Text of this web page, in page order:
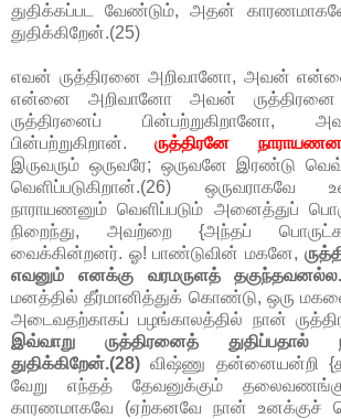
துதிக்கப்பட வேண்டும், அதன்
துதிக்கிறேன்.(25)
எவன் ருத்திரனை அறிவானோ, அவன்
என்னை அறிவானோ அவன்
ருத்திரனைப்
பின்பற்றுகிறான்.ருத்திரனே
இருவரும் ஒருவரே; ஒருவனே இரண்டு
வெளிப்படுகிறான்.(26) ஒருவராகவே
நாராயணனும் வெளிப்படும் அனைத்துப்
நிறைந்து, அவற்றை {அந்தப்
வைக்கின்றனர். ஓ! பாண்டுவின் மகனே,
எவனும் எனக்கு வரமருளத்
மனத்தில் தீர்மானித்துக் கொண்டு, ஒரு
அடைவதற்காகப் பழங்காலத்தில் நான்
இவ்வாறு ருத்திரனைத்
துதிக்கிறேன்.(28) விஷ்ணு தன்னையன்றி
வேறு எந்தத் தேவனுக்கும்
காரணமாகவே (ஏற்கனவே நான் உனக்குச்